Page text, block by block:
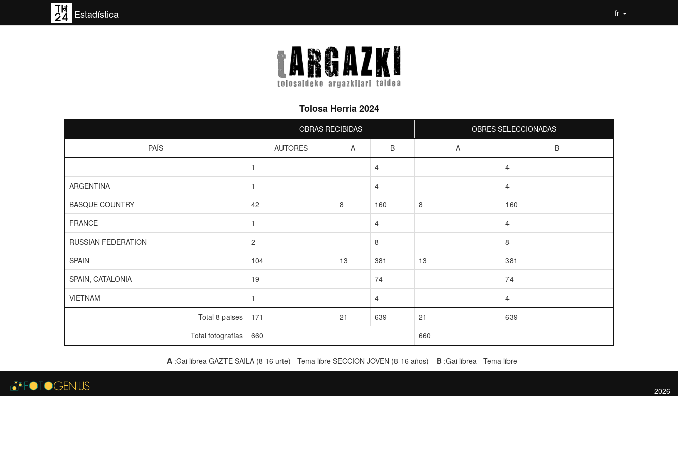
Estadística fr
Tolosa Herria 2024
OBRAS RECIBIDAS
OBRES SELECCIONADAS
PAÍS
AUTORES A B A
B
1
4
4
ARGENTINA
1 4
4
BASQUE COUNTRY
42 8 160 8
160
FRANCE
1 4
4
RUSSIAN FEDERATION
2 8
8
SPAIN
104 13 381 13
381
SPAIN, CATALONIA
19 74
74
VIETNAM
1 4
4
Total 8 paises
171 21 639 21
639
Total fotografías
660 660
A :Gai librea GAZTE SAILA (8-16 urte) - Tema libre SECCION JOVEN (8-16 años) B :Gai librea - Tema libre
2026